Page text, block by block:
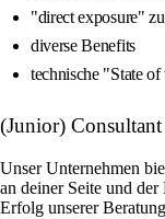
"direct exposure"
diverse Benefits
technische "State
(Junior)
Unser Unternehmen
an deiner Seite und
Erfolg unserer